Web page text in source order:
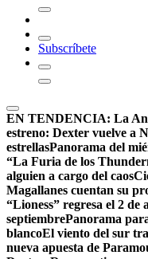
Subscríbete
EN TENDENCIA: La
estreno: Dexter vuelve a
estrellasPanorama del
“La Furia de los
alguien a cargo del caos
Magallanes cuentan su
“Lioness” regresa el 2
septiembrePanorama
blancoEl viento del sur
nueva apuesta de